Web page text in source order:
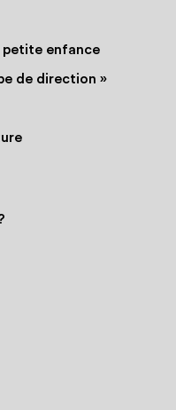
petite enfance
de direction »